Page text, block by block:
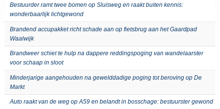
Bestuurder ramt twee bomen op Sluisweg en raakt buiten kennis:
wonderbaarlijk lichtgewond
Brandend accupakket richt schade aan op fietsbrug aan het Gaardpad
Waalwijk
Brandweer schiet te hulp na dappere reddingspoging van wandelaarster
voor schaap in sloot
Minderjarige aangehouden na gewelddadige poging tot beroving op De
Markt
Auto raakt van de weg op A59 en belandt in bosschage: bestuurster gewond